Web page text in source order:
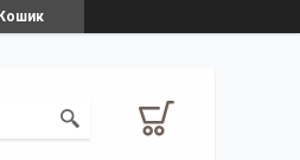
Кошик